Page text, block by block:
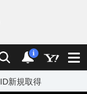
検索 通知
i
ID新規取得